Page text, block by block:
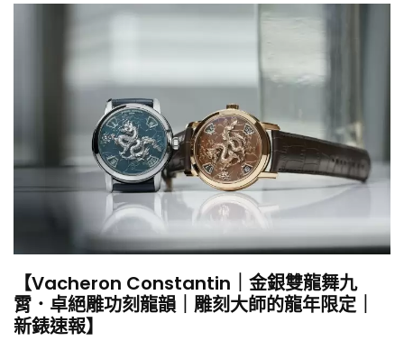
【Vacheron Constantin｜金銀雙龍舞九
霄．卓絕雕功刻龍韻｜雕刻大師的龍年限定｜
新錶速報】